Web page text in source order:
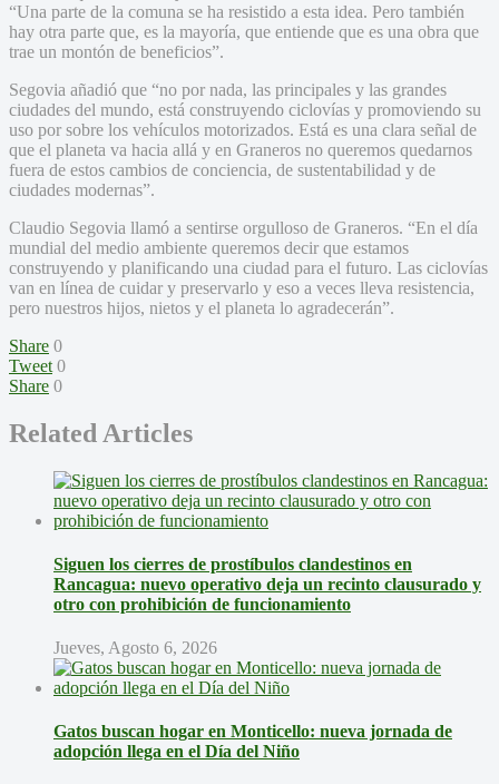
“Una parte de la comuna se ha resistido a esta idea. Pero también
hay otra parte que, es la mayoría, que entiende que es una obra que
trae un montón de beneficios”.
Segovia añadió que “no por nada, las principales y las grandes
ciudades del mundo, está construyendo ciclovías y promoviendo su
uso por sobre los vehículos motorizados. Está es una clara señal de
que el planeta va hacia allá y en Graneros no queremos quedarnos
fuera de estos cambios de conciencia, de sustentabilidad y de
ciudades modernas”.
Claudio Segovia llamó a sentirse orgulloso de Graneros. “En el día
mundial del medio ambiente queremos decir que estamos
construyendo y planificando una ciudad para el futuro. Las ciclovías
van en línea de cuidar y preservarlo y eso a veces lleva resistencia,
pero nuestros hijos, nietos y el planeta lo agradecerán”.
Share 0
Tweet 0
Share 0
Related Articles
Siguen los cierres de prostíbulos clandestinos en
Rancagua: nuevo operativo deja un recinto clausurado y
otro con prohibición de funcionamiento
Jueves, Agosto 6, 2026
Gatos buscan hogar en Monticello: nueva jornada de
adopción llega en el Día del Niño